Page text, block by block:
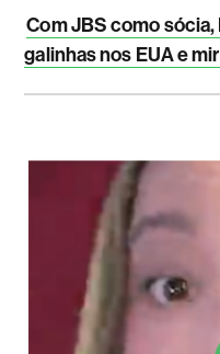
Com JBS como
galinhas nos EUA e